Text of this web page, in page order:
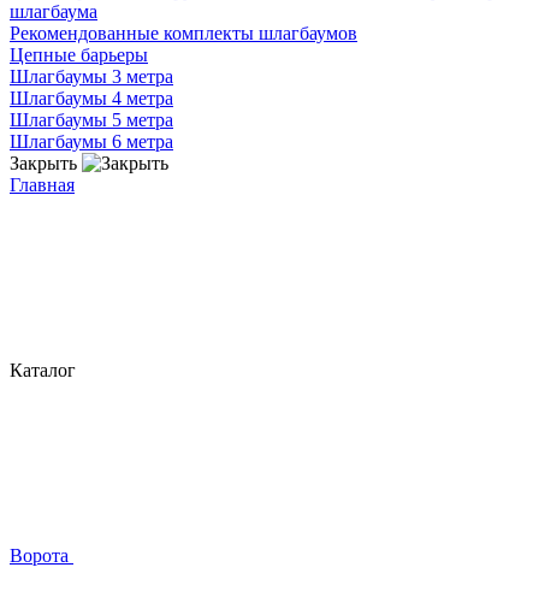
шлагбаума
Рекомендованные комплекты шлагбаумов
Цепные барьеры
Шлагбаумы 3 метра
Шлагбаумы 4 метра
Шлагбаумы 5 метра
Шлагбаумы 6 метра
Закрыть
Главная
Каталог
Ворота